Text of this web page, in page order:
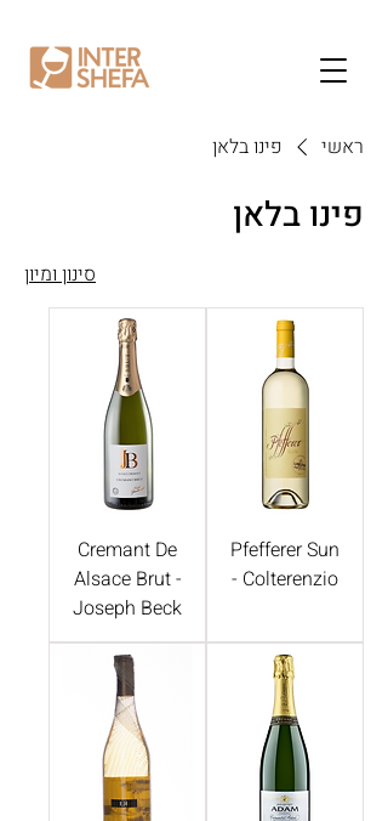
ראשי פינו בלאן
פינו בלאן
סינון ומיון
Pfefferer Sun
- Colterenzio
Cremant De
Alsace Brut -
Joseph Beck